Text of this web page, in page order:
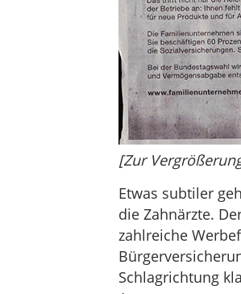
[Zur
Etwas subtiler
die Zahnärzte.
zahlreiche
Schlagrichtung